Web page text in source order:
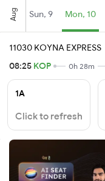
Aug Sun, 9 Mon, 10
11030 KOYNA EXPRESS
08:25 KOP 0h 28m
1A
Click to refresh